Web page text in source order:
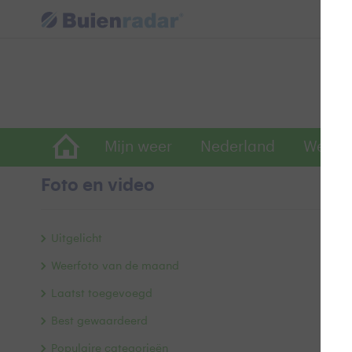
Mijn weer Nederland
Foto en video
Uitgelicht
Weerfoto van de maand
Laatst toegevoegd
Best gewaardeerd
Populaire categorieën